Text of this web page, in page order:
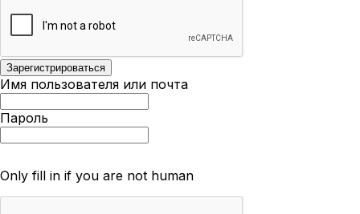
Имя пользователя или почта
Пароль
Only fill in if you are not human